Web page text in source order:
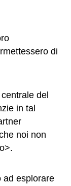
di
del
in tal
noi non
ad esplorare